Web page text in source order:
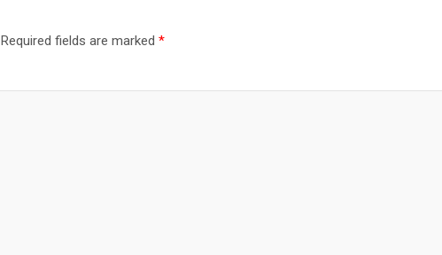
Required fields are marked *